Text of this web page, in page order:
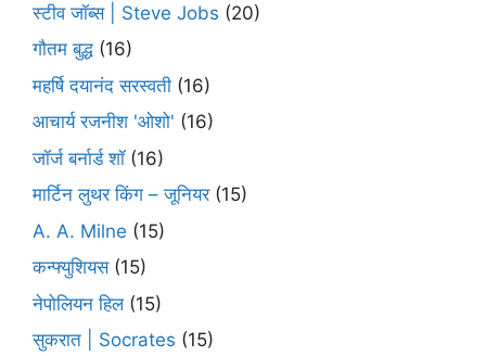
स्टीव जॉब्स | Steve Jobs (20)
गौतम बुद्ध (16)
महर्षि दयानंद सरस्वती (16)
आचार्य रजनीश 'ओशो' (16)
जॉर्ज बर्नार्ड शॉ(16)
मार्टिन लुथर किंग – जूनियर(15)
A. A. Milne (15)
कन्फ्युशियस(15)
नेपोलियन हिल(15)
सुकरात | Socrates (15)